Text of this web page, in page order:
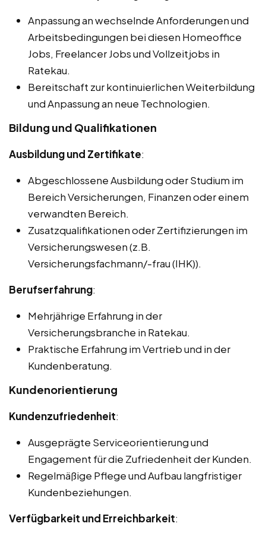
Anpassung an wechselnde Anforderungen und
Arbeitsbedingungen bei diesen Homeoffice
Jobs, Freelancer Jobs und Vollzeitjobs in
Ratekau.
Bereitschaft zur kontinuierlichen Weiterbildung
und Anpassung an neue Technologien.
Bildung und Qualifikationen
Ausbildung und Zertifikate:
Abgeschlossene Ausbildung oder Studium im
Bereich Versicherungen, Finanzen oder einem
verwandten Bereich.
Zusatzqualifikationen oder Zertifizierungen im
Versicherungswesen (z.B.
Versicherungsfachmann/-frau (IHK)).
Berufserfahrung:
Mehrjährige Erfahrung in der
Versicherungsbranche in Ratekau.
Praktische Erfahrung im Vertrieb und in der
Kundenberatung.
Kundenorientierung
Kundenzufriedenheit:
Ausgeprägte Serviceorientierung und
Engagement für die Zufriedenheit der Kunden.
Regelmäßige Pflege und Aufbau langfristiger
Kundenbeziehungen.
Verfügbarkeit und Erreichbarkeit: